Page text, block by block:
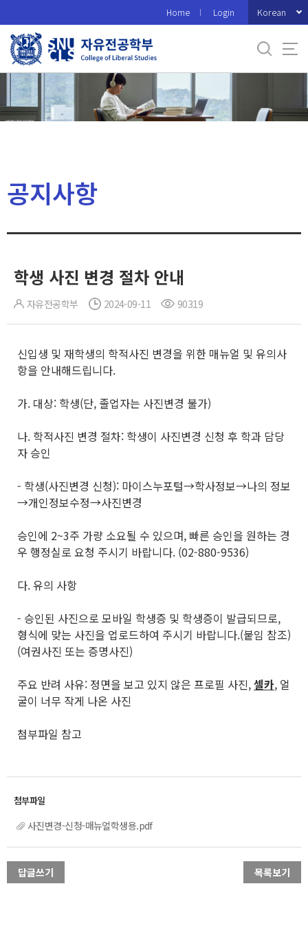
로
메
Home Login Korean
공지사항
학생 사진 변경 절차 안내
자유전공학부 2024-09-11 90319
신입생 및 재학생의 학적사진 변경을 위한 매뉴얼 및 유의사
항을 안내해드립니다.
가. 대상: 학생(단, 졸업자는 사진변경 불가)
나. 학적사진 변경 절차: 학생이 사진변경 신청 후 학과 담당
자 승인
- 학생(사진변경 신청): 마이스누포털→학사정보→나의 정보
→개인정보수정→사진변경
승인에 2~3주 가량 소요될 수 있으며, 빠른 승인을 원하는 경
우 행정실로 요청 주시기 바랍니다. (02-880-9536)
다. 유의 사항
- 승인된 사진으로 모바일 학생증 및 학생증이 발급되므로,
형식에 맞는 사진을 업로드하여 주시기 바랍니다.(붙임 참조)
(여권사진 또는 증명사진)
주요 반려 사유: 정면을 보고 있지 않은 프로필 사진,셀카, 얼
굴이 너무 작게 나온 사진
첨부파일 참고
사진변경-신청-매뉴얼학생용.pdf
답글쓰기 목록보기